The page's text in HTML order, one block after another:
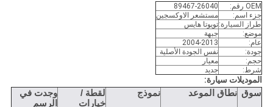
OEM رقم:
89467-26040
جزء اسم:
مستشعر الاوكسجين
طراز السيارة:تويوتا هايس
موضع:
جبهة
عام:
2004-2013
جودة:
نفس الجودة الأصلية
حجم:
معيار
شرط:
جديد
الموديلات سيارة:
سوق نطاق الموعد نموذج
لقطة /
خيارات
وجدت في
الرسم